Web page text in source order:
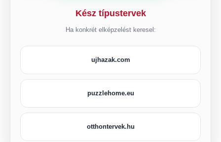
Kész típustervek
Ha konkrét elképzelést keresel:
ujhazak.com
puzzlehome.eu
otthontervek.hu